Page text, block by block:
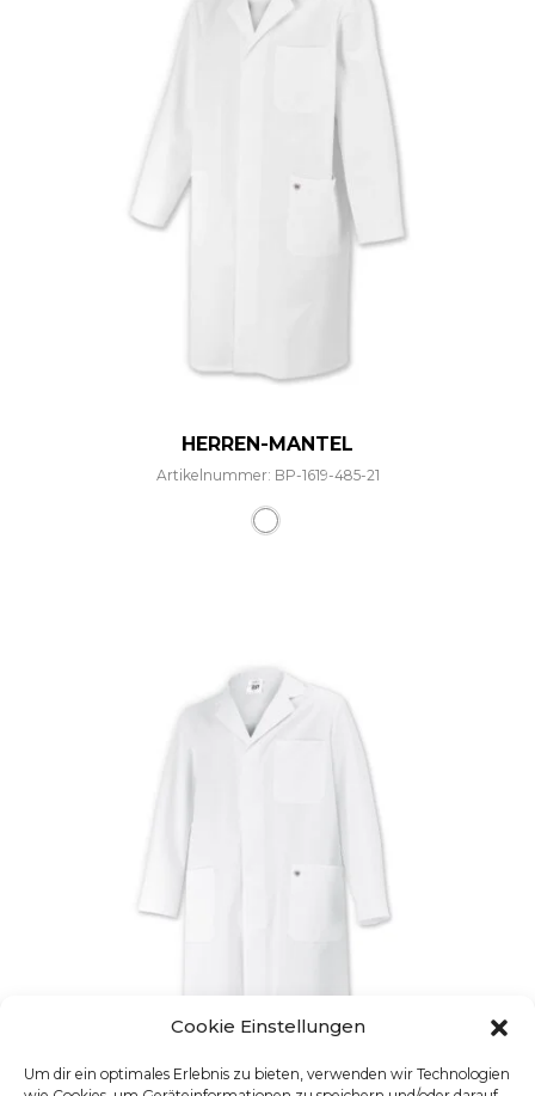
Cookie Einstellungen
Um dir ein optimales Erlebnis zu bieten, verwenden wir Technologien
HERREN-MANTEL
Artikelnummer: BP-1619-485-21